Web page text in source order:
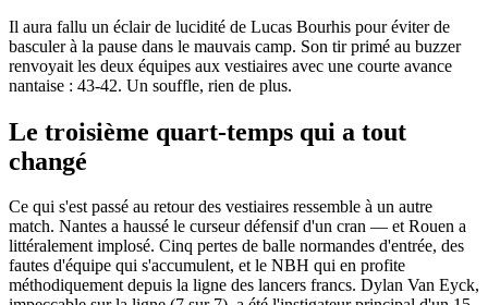
Il aura fallu un éclair de lucidité de Lucas Bourhis pour éviter de
basculer à la pause dans le mauvais camp. Son tir primé au buzzer
renvoyait les deux équipes aux vestiaires avec une courte avance
nantaise : 43-42. Un souffle, rien de plus.
Le troisième quart-temps qui a tout
changé
Ce qui s'est passé au retour des vestiaires ressemble à un autre
match. Nantes a haussé le curseur défensif d'un cran — et Rouen a
littéralement implosé. Cinq pertes de balle normandes d'entrée, des
fautes d'équipe qui s'accumulent, et le NBH qui en profite
méthodiquement depuis la ligne des lancers francs. Dylan Van Eyck,